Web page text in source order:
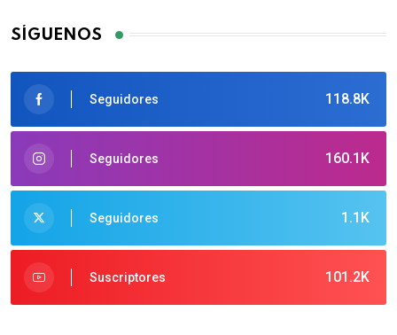
SÍGUENOS
118.8K
Seguidores
160.1K
Seguidores
1.1K
Seguidores
101.2K
Suscriptores